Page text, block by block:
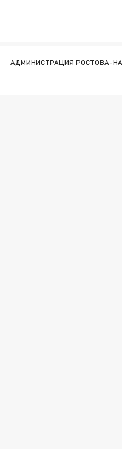
АДМИНИСТРАЦИЯ РОСТОВА-